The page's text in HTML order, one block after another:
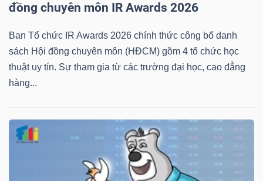
đồng chuyên môn IR Awards 2026
Ban Tổ chức IR Awards 2026 chính thức công bố danh
sách Hội đồng chuyên môn (HĐCM) gồm 4 tổ chức học
thuật uy tín. Sự tham gia từ các trường đại học, cao đẳng
hàng...